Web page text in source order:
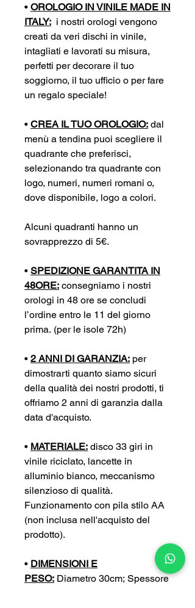
• OROLOGIO IN VINILE MADE IN
ITALY: i nostri orologi vengono
creati da veri dischi in vinile,
intagliati e lavorati su misura,
perfetti per decorare il tuo
soggiorno, il tuo ufficio o per fare
un regalo speciale!
• CREA IL TUO OROLOGIO: dal
menù a tendina puoi scegliere il
quadrante che preferisci,
selezionando tra quadrante con
logo, numeri, numeri romani o,
dove disponibile, logo a colori.
Alcuni quadranti hanno un
sovrapprezzo di 5€.
• SPEDIZIONE GARANTITA IN
48ORE: consegniamo i nostri
orologi in 48 ore se concludi
l’ordine entro le 11 del giorno
prima. (per le isole 72h)
• 2 ANNI DI GARANZIA: per
dimostrarti quanto siamo sicuri
della qualità dei nostri prodotti, ti
offriamo 2 anni di garanzia dalla
data d'acquisto.
• MATERIALE: disco 33 giri in
vinile riciclato, lancette in
alluminio bianco, meccanismo
silenzioso di qualità.
Funzionamento con pila stilo AA
(non inclusa nell'acquisto del
prodotto).
• DIMENSIONI E
PESO: Diametro 30cm; Spessore